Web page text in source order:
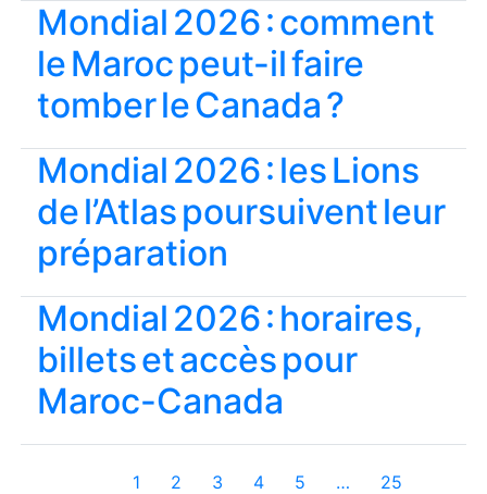
Mondial 2026 : comment
le Maroc peut-il faire
tomber le Canada ?
Mondial 2026 : les Lions
de l’Atlas poursuivent leur
préparation
Mondial 2026 : horaires,
billets et accès pour
Maroc-Canada
1 2 3 4 5 …
25